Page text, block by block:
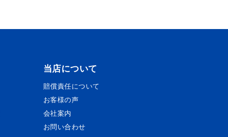
当店について
賠償責任について
お客様の声
会社案内
お問い合わせ